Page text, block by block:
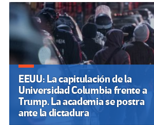
EEUU: La capitulación de la
Universidad Columbia frente a
Trump. La academia se postra
ante la dictadura